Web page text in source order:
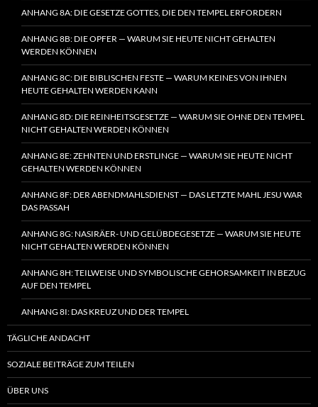
ANHANG 8A: DIE GESETZE GOTTES, DIE DEN TEMPEL ERFORDERN
ANHANG 8B: DIE OPFER — WARUM SIE HEUTE NICHT GEHALTEN
WERDEN KÖNNEN
ANHANG 8C: DIE BIBLISCHEN FESTE — WARUM KEINES VON IHNEN
HEUTE GEHALTEN WERDEN KANN
ANHANG 8D: DIE REINHEITSGESETZE — WARUM SIE OHNE DEN TEMPEL
NICHT GEHALTEN WERDEN KÖNNEN
ANHANG 8E: ZEHNTEN UND ERSTLINGE — WARUM SIE HEUTE NICHT
GEHALTEN WERDEN KÖNNEN
ANHANG 8F: DER ABENDMAHLSDIENST — DAS LETZTE MAHL JESU WAR
DAS PASSAH
ANHANG 8G: NASIRÄER- UND GELÜBDEGESETZE — WARUM SIE HEUTE
NICHT GEHALTEN WERDEN KÖNNEN
ANHANG 8H: TEILWEISE UND SYMBOLISCHE GEHORSAMKEIT IN BEZUG
AUF DEN TEMPEL
ANHANG 8I: DAS KREUZ UND DER TEMPEL
TÄGLICHE ANDACHT
SOZIALE BEITRÄGE ZUM TEILEN
ÜBER UNS